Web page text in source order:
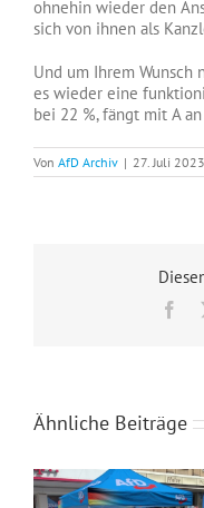
ohnehin wieder den
sich von ihnen als
Und um Ihrem Wunsch
es wieder eine
bei 22 %, fängt mit A
Von AfD Archiv | 27. Juli 2023
Ähnliche Beiträge